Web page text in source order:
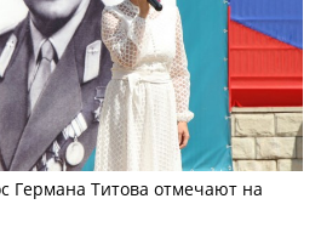
Германа Титова отмечают на